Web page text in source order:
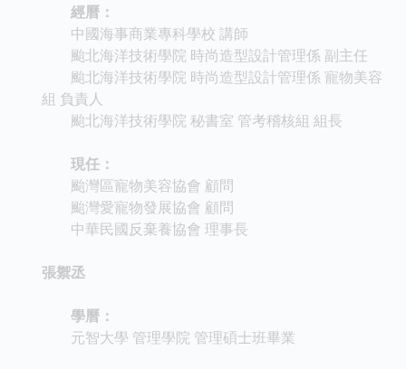
經曆：
中國海事商業專科學校 講師
颱北海洋技術學院 時尚造型設計管理係 副主任
颱北海洋技術學院 時尚造型設計管理係 寵物美容
組 負責人
颱北海洋技術學院 秘書室 管考稽核組 組長
現任：
颱灣區寵物美容協會 顧問
颱灣愛寵物發展協會 顧問
中華民國反棄養協會 理事長
張禦丞
學曆：
元智大學 管理學院 管理碩士班畢業